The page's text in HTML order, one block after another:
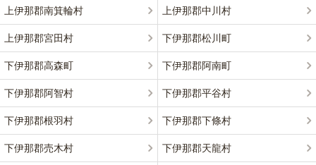
上伊那郡南箕輪村 上伊那郡中川村
上伊那郡宮田村 下伊那郡松川町
下伊那郡高森町 下伊那郡阿南町
下伊那郡阿智村 下伊那郡平谷村
下伊那郡根羽村 下伊那郡下條村
下伊那郡売木村 下伊那郡天龍村